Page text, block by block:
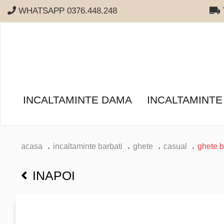
WHATSAPP 0376.448.248
INCALTAMINTE DAMA
acasa incaltaminte barbati ghete casual ghete
INAPOI